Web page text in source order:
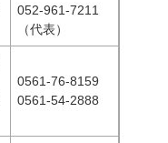
052-961-7211
（代表）
0561-76-8159
0561-54-2888